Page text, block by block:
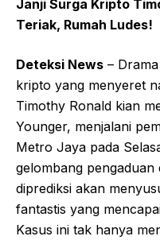
Janji Surga Kripto
Teriak, Rumah Ludes!
Deteksi News –
kripto yang menyeret
Timothy Ronald kian
Younger, menjalani
Metro Jaya pada
gelombang
diprediksi akan
fantastis yang
Kasus ini tak hanya